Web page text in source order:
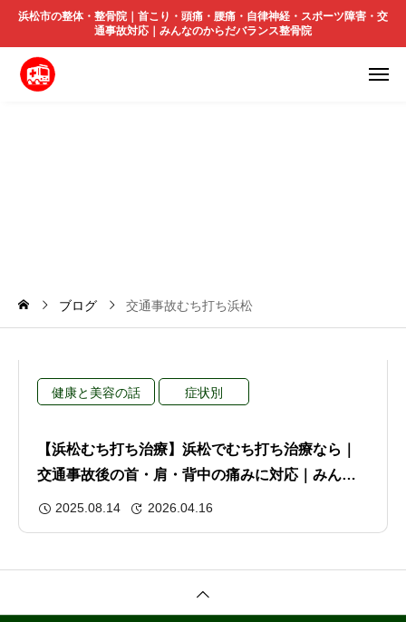
浜松市の整体・整骨院｜首こり・頭痛・腰痛・自律神経・スポーツ障害・交
通事故対応｜みんなのからだバランス整骨院
ブログ 交通事故むち打ち浜松
健康と美容の話 症状別
【浜松むち打ち治療】浜松でむち打ち治療なら｜
交通事故後の首・肩・背中の痛みに対応｜みんな
のからだバランス整骨院
2025.08.14 2026.04.16